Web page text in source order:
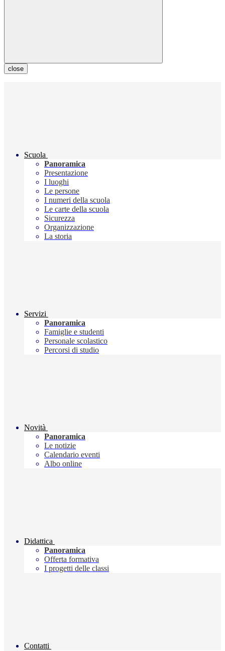
close
Scuola
Panoramica
Presentazione
I luoghi
Le persone
I numeri della scuola
Le carte della scuola
Sicurezza
Organizzazione
La storia
Servizi
Panoramica
Famiglie e studenti
Personale scolastico
Percorsi di studio
Novità
Panoramica
Le notizie
Calendario eventi
Albo online
Didattica
Panoramica
Offerta formativa
I progetti delle classi
Contatti